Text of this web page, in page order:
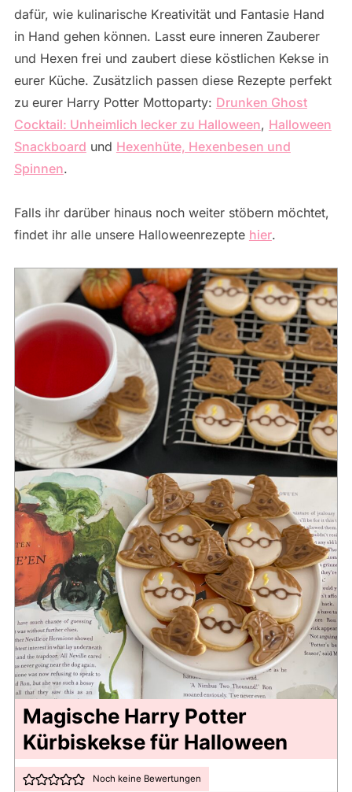
dafür, wie kulinarische Kreativität und Fantasie Hand
in Hand gehen können. Lasst eure inneren Zauberer
und Hexen frei und zaubert diese köstlichen Kekse in
eurer Küche. Zusätzlich passen diese Rezepte perfekt
zu eurer Harry Potter Mottoparty: Drunken Ghost
Cocktail: Unheimlich lecker zu Halloween, Halloween
Snackboard und Hexenhüte, Hexenbesen und
Spinnen.
Falls ihr darüber hinaus noch weiter stöbern möchtet,
findet ihr alle unsere Halloweenrezepte hier.
Magische Harry Potter
Kürbiskekse für Halloween
Noch keine Bewertungen